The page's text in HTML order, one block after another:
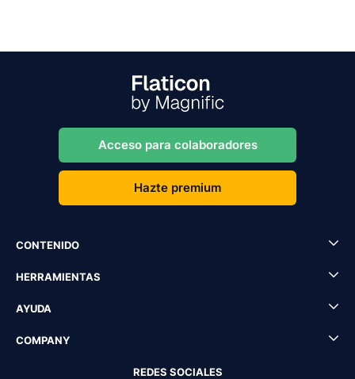
Acceso para colaboradores
Hazte premium
CONTENIDO
HERRAMIENTAS
AYUDA
COMPANY
REDES SOCIALES